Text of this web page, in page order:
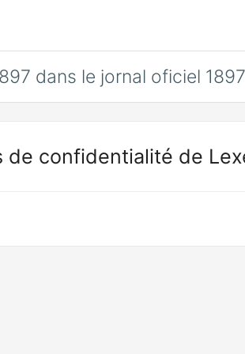
dans le jornal oficiel
de confidentialité de